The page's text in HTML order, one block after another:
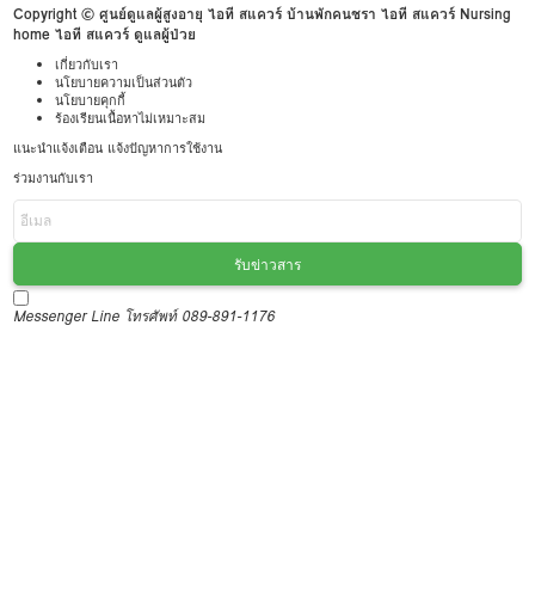
Copyright © ศูนย์ดูแลผู้สูงอายุ ไอที สแควร์ บ้านพักคนชรา ไอที สแควร์ Nursing
home ไอที สแควร์ ดูแลผู้ป่วย
เกี่ยวกับเรา
นโยบายความเป็นส่วนตัว
นโยบายคุกกี้
ร้องเรียนเนื้อหาไม่เหมาะสม
แนะนำแจ้งเตือน แจ้งปัญหาการใช้งาน
ร่วมงานกับเรา
รับข่าวสาร
Messenger Line โทรศัพท์ 089-891-1176